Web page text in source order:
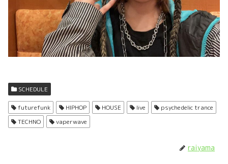
SCHEDULE
futurefunk HIPHOP HOUSE live
psychedelic trance
TECHNO
vaperwave
raiyama